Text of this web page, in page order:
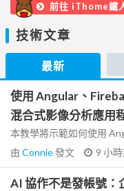
前往 iThome鐵
技術文章
最新
使用 Angular、
混合式影像分析應用
本教學將示範如何使用
由 Connie發文 9 小
AI 協作不是發帳號：